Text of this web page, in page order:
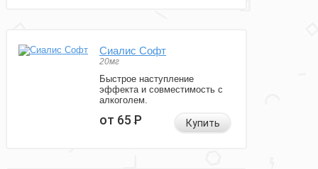
Сиалис Софт
20мг
Быстрое наступление
эффекта и совместимость с
алкоголем.
от 65Р Купить